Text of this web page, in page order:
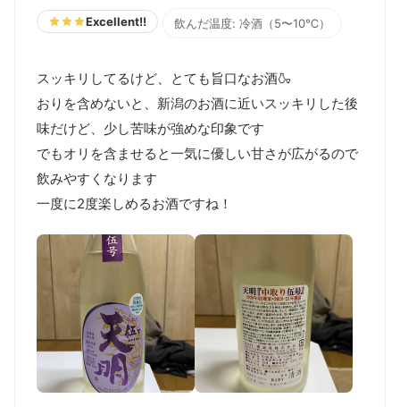
Excellent!! 飲んだ温度: 冷酒（5〜10℃）
スッキリしてるけど、とても旨口なお酒🍶
おりを含めないと、新潟のお酒に近いスッキリした後
味だけど、少し苦味が強めな印象です
でもオリを含ませると一気に優しい甘さが広がるので
飲みやすくなります
一度に2度楽しめるお酒ですね！